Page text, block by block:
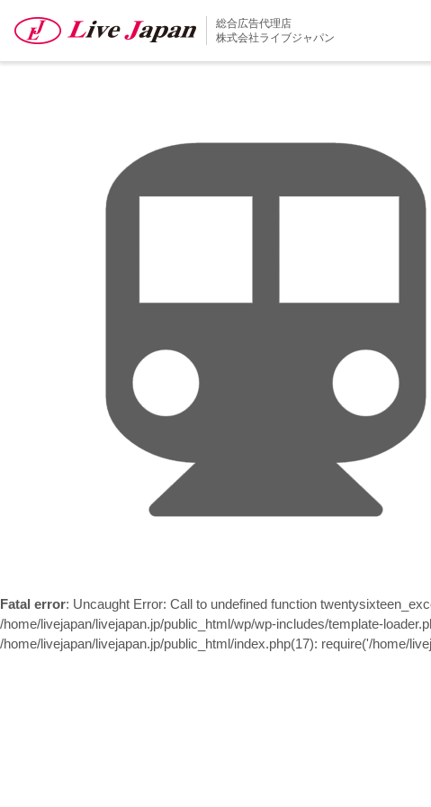
総合広告代理店
株式会社ライブジャパン
train
Fatal error: Uncaught Error: Call to undefined function
/home/livejapan/livejapan.jp/public_html/wp/wp-includes/template-
/home/livejapan/livejapan.jp/public_html/index.php(17): require('/home/